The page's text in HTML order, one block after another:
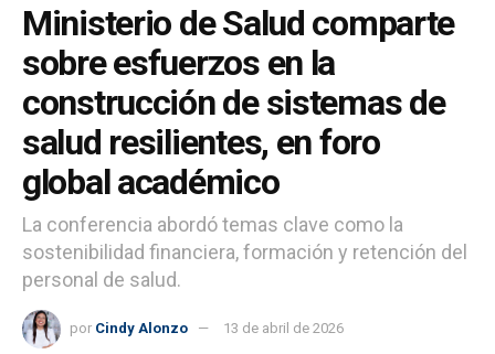
Ministerio de Salud comparte
sobre esfuerzos en la
construcción de sistemas de
salud resilientes, en foro
global académico
La conferencia abordó temas clave como la
sostenibilidad financiera, formación y retención del
personal de salud.
por Cindy Alonzo 13 de abril de 2026